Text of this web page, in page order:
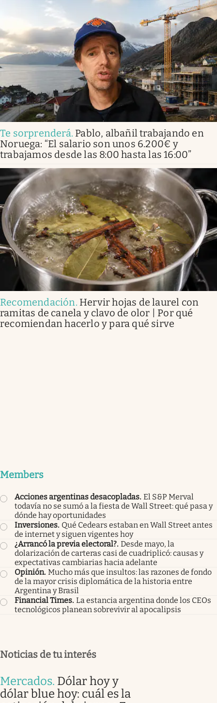
Te sorprenderá. Pablo, albañil trabajando en
Noruega: “El salario son unos 6.200€ y
trabajamos desde las 8:00 hasta las 16:00”
Recomendación. Hervir hojas de laurel con
ramitas de canela y clavo de olor | Por qué
recomiendan hacerlo y para qué sirve
Members
Acciones argentinas desacopladas. El S&P Merval
todavía no se sumó a la fiesta de Wall Street: qué pasa y
dónde hay oportunidades
Inversiones. Qué Cedears estaban en Wall Street antes
de internet y siguen vigentes hoy
¿Arrancó la previa electoral?. Desde mayo, la
dolarización de carteras casi de cuadriplicó: causas y
expectativas cambiarias hacia adelante
Opinión. Mucho más que insultos: las razones de fondo
de la mayor crisis diplomática de la historia entre
Argentina y Brasil
Financial Times. La estancia argentina donde los CEOs
tecnológicos planean sobrevivir al apocalipsis
Noticias de tu interés
Mercados. Dólar hoy y
dólar blue hoy: cuál es la